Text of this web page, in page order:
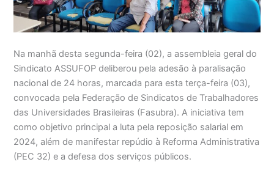
Na manhã desta segunda-feira (02), a assembleia geral do
Sindicato ASSUFOP deliberou pela adesão à paralisação
nacional de 24 horas, marcada para esta terça-feira (03),
convocada pela Federação de Sindicatos de Trabalhadores
das Universidades Brasileiras (Fasubra). A iniciativa tem
como objetivo principal a luta pela reposição salarial em
2024, além de manifestar repúdio à Reforma Administrativa
(PEC 32) e a defesa dos serviços públicos.